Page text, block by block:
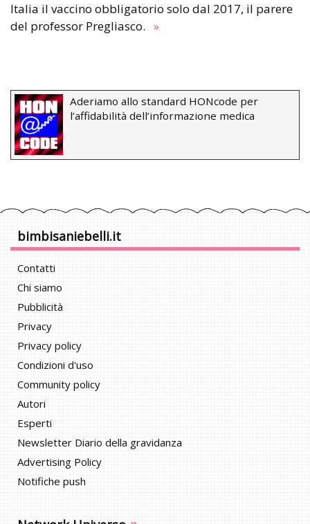
Italia il vaccino obbligatorio solo dal 2017, il parere
del professor Pregliasco. »
Aderiamo allo standard HONcode per
l’affidabilità dell’informazione medica
bimbisaniebelli.it
Contatti
Chi siamo
Pubblicità
Privacy
Privacy policy
Condizioni d'uso
Community policy
Autori
Esperti
Newsletter Diario della gravidanza
Advertising Policy
Notifiche push